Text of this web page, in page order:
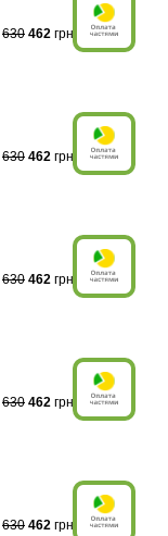
630 462 грн
630 462 грн
630 462 грн
630 462 грн
630 462 грн